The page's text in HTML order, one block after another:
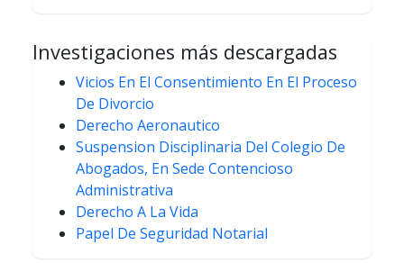
Investigaciones más descargadas
Vicios En El Consentimiento En El Proceso
De Divorcio
Derecho Aeronautico
Suspension Disciplinaria Del Colegio De
Abogados, En Sede Contencioso
Administrativa
Derecho A La Vida
Papel De Seguridad Notarial